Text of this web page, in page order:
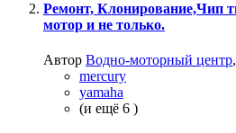
Ремонт, Клонирование,Чип
мотор и не только.
Автор Водно-моторный центр,
mercury
yamaha
(и ещё 6 )